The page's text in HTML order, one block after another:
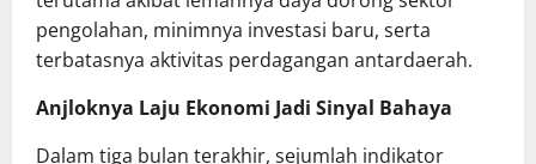
pengolahan, minimnya investasi baru, serta
terbatasnya aktivitas perdagangan antardaerah.
Anjloknya Laju Ekonomi Jadi Sinyal Bahaya
Dalam tiga bulan terakhir, sejumlah indikator